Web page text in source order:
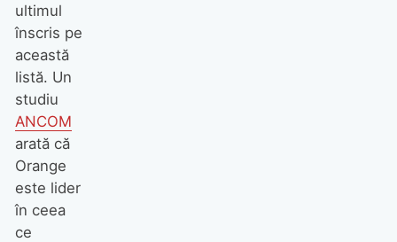
ultimul
înscris pe
această
listă. Un
studiu
ANCOM
arată că
Orange
este lider
în ceea
ce